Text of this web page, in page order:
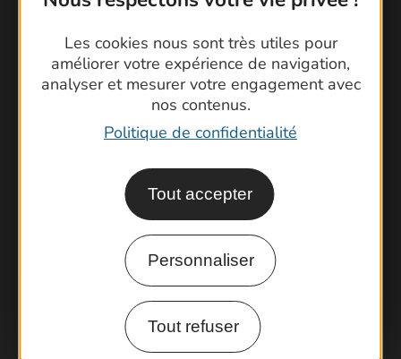
Les cookies nous sont très utiles pour
améliorer votre expérience de navigation,
analyser et mesurer votre engagement avec
nos contenus.
Politique de confidentialité
Tout accepter
Personnaliser
Tout refuser
Contactez-nous !
Foire aux questions
Brochures
Cartoguides et Topoguides
Latitude Gard